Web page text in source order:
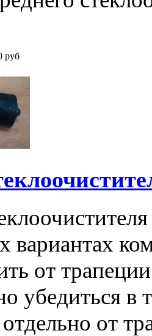
руб
вариантах
от
убедиться
от